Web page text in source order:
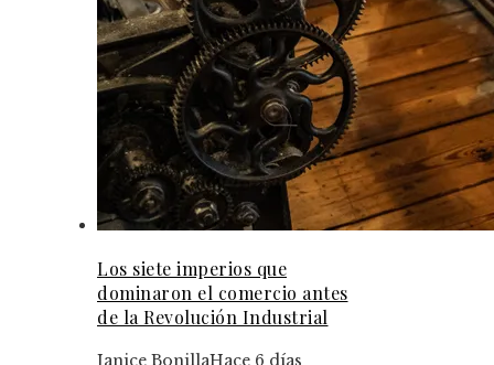
Los siete imperios que
dominaron el comercio antes
de la Revolución Industrial
Janice BonillaHace 6 días